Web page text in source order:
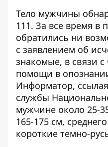
Тело мужчины
111. За все время в
обратились ни
с заявлением об
знакомые, в связи
помощи в
Информатор,
службы
мужчине около 25-
165-175 см,
короткие темно-